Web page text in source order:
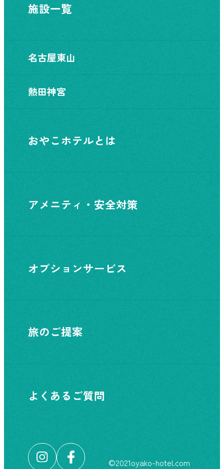
施設一覧
名古屋東山
熱田神宮
おやこホテルとは
アメニティ・安全対策
オプションサービス
旅のご提案
よくあるご質問
©︎2021oyako-hotel.com